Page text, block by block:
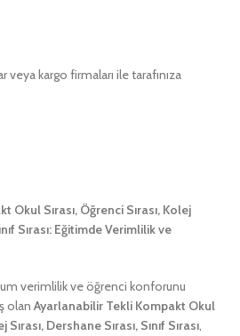
kargo firmaları ile tarafınıza
Sırası, Öğrenci Sırası, Kolej
Sırası: Eğitimde Verimlilik ve
verimlilik ve öğrenci konforunu
olan Ayarlanabilir Tekli Kompakt Okul
Sırası, Dershane Sırası, Sınıf Sırası,